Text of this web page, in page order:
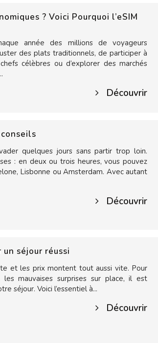
? Voici Pourquoi l’eSIM
année des millions de voyageurs
des plats traditionnels, de participer à
célèbres ou d’explorer des marchés
Découvrir
quelques jours sans partir trop loin.
: en deux ou trois heures, vous pouvez
Lisbonne ou Amsterdam. Avec autant
Découvrir
un séjour réussi
et les prix montent tout aussi vite. Pour
mauvaises surprises sur place, il est
séjour. Voici l’essentiel à...
Découvrir